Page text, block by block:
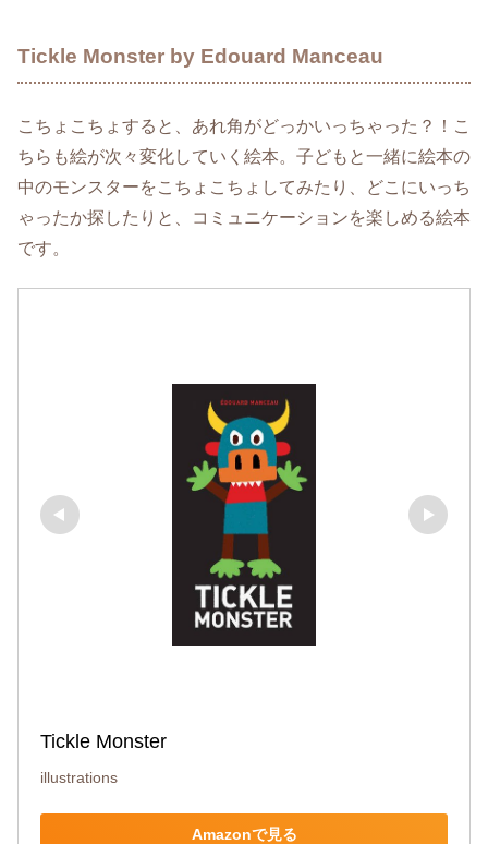
Tickle Monster by Edouard Manceau
こちょこちょすると、あれ角がどっかいっちゃった？！こ
ちらも絵が次々変化していく絵本。子どもと一緒に絵本の
中のモンスターをこちょこちょしてみたり、どこにいっち
ゃったか探したりと、コミュニケーションを楽しめる絵本
です。
Tickle Monster
illustrations
Amazonで見る